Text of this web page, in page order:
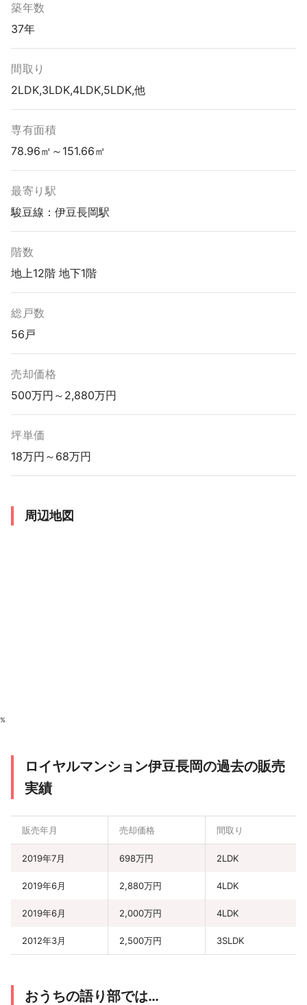
築年数
37年
間取り
2LDK,3LDK,4LDK,5LDK,他
専有面積
78.96㎡～151.66㎡
最寄り駅
駿豆線：伊豆長岡駅
階数
地上12階 地下1階
総戸数
56戸
売却価格
500万円～2,880万円
坪単価
18万円～68万円
周辺地図
%
ロイヤルマンション伊豆長岡の過去の販売
実績
販売年月 売却価格 間取り
2019年7月 698万円 2LDK
2019年6月 2,880万円 4LDK
2019年6月 2,000万円 4LDK
2012年3月 2,500万円 3SLDK
おうちの語り部では…